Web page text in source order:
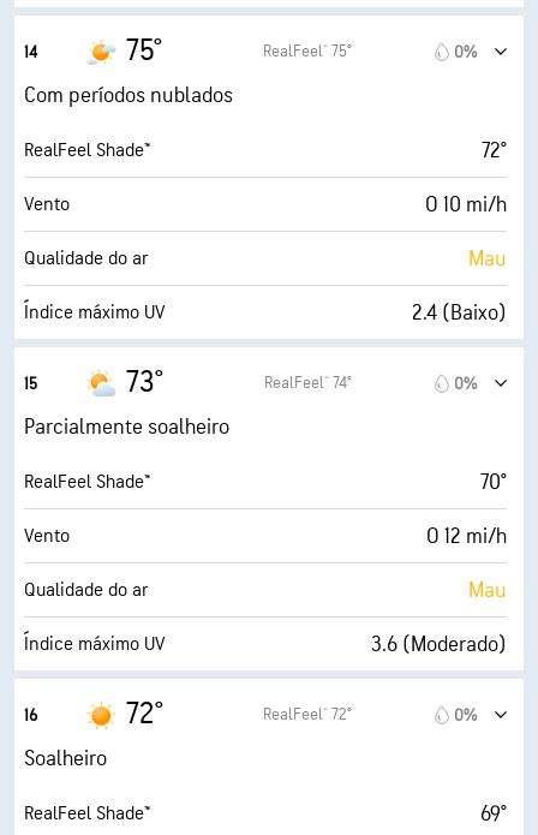
Humidade
Ponto de orvalho 65° F
AccuLumen Brightness Index™ 1 (Escuro)
Cobertura de nuvens 96%
Visibilidade 5 milhas
14 75° RealFeel® 75° 0%
Com períodos nublados
RealFeel Shade™ 72°
Vento O 10 mi/h
Qualidade do ar Mau
Índice máximo UV 2.4 (Baixo)
Humidade
Ponto de orvalho 63° F
AccuLumen Brightness Index™ 6 (Médio)
Cobertura de nuvens 66%
Visibilidade 5 milhas
15 73° RealFeel® 74° 0%
Parcialmente soalheiro
RealFeel Shade™ 70°
Vento O 12 mi/h
Qualidade do ar Mau
Índice máximo UV 3.6 (Moderado)
Humidade
Ponto de orvalho 63° F
16 72° RealFeel® 72° 0%
Soalheiro
RealFeel Shade™ 69°